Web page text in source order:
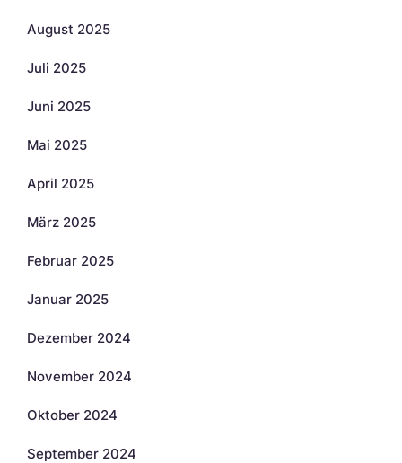
August 2025
Juli 2025
Juni 2025
Mai 2025
April 2025
März 2025
Februar 2025
Januar 2025
Dezember 2024
November 2024
Oktober 2024
September 2024